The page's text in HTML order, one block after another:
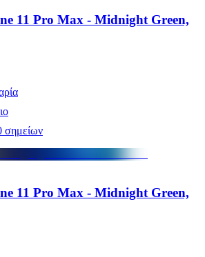
11 Pro Max - Midnight Green,
σημείων
11 Pro Max - Midnight Green,